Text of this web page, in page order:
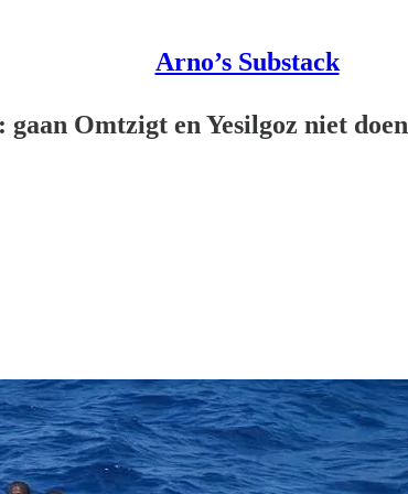
Arno’s Substack
Omtzigt en Yesilgoz niet doen